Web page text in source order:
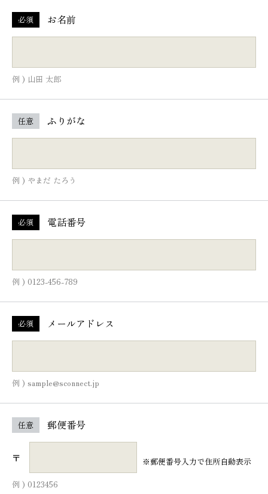
必須 お名前
例 ) 山田 太郎
任意 ふりがな
例 ) やまだ たろう
必須 電話番号
例 ) 0123-456-789
必須 メールアドレス
例 ) sample@sconnect.jp
任意 郵便番号
〒
※郵便番号入力で住所自動表示
例 ) 0123456